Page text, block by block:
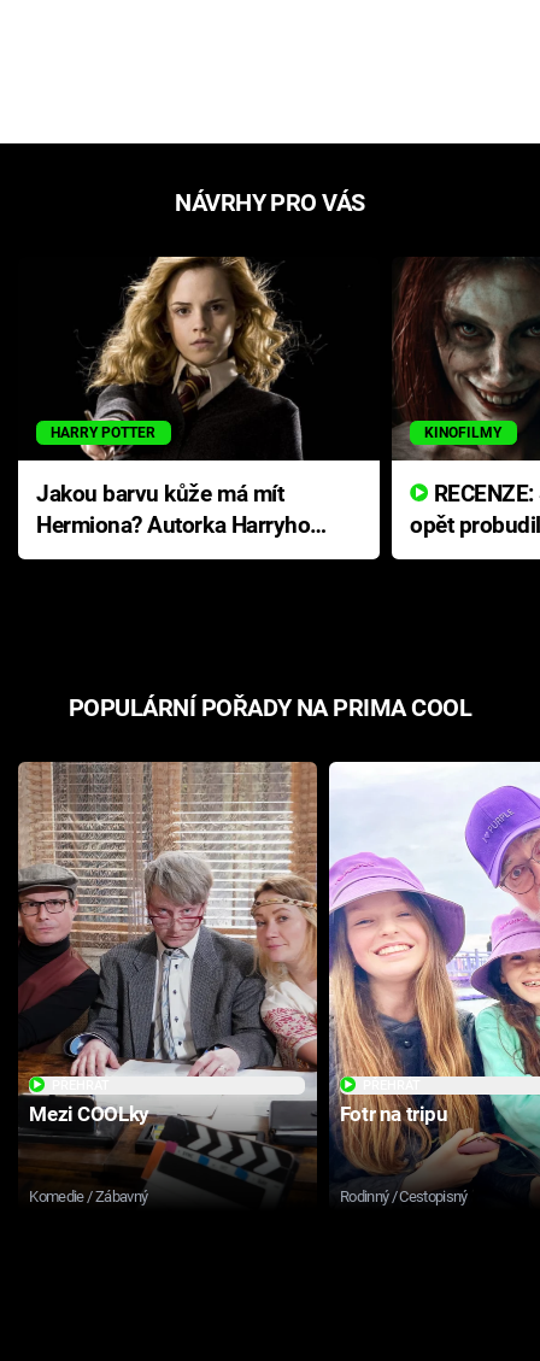
NÁVRHY PRO VÁS
HARRY POTTER
Jakou barvu kůže má mít
Hermiona? Autorka Harryho
Pottera přišla s ráznou
KINOFILMY
opět
přichází s
POPULÁRNÍ POŘADY NA PRIMA COOL
Mezi COOLky
Komedie / Zábavný
Fotr na tripu
Rodinný / Cestopisný